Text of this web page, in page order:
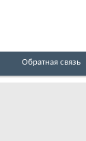
Обратная связь